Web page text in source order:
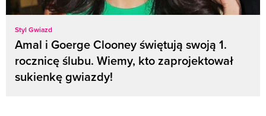
Styl Gwiazd
Amal i Goerge Clooney świętują swoją 1.
rocznicę ślubu. Wiemy, kto zaprojektował
sukienkę gwiazdy!